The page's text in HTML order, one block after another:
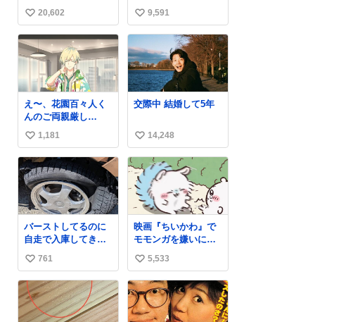
い。 ちなみにこのポ
スターは、介護職の
求人や転職支援をし
ている会社のポスタ
ーらしい。
い
い
ね
20,602
樹園から盗まれる 栃
木・佐野市
news.livedoor.com/
article/detail… 被害
に遭った果樹園には
防犯カメラなどはな
く、シャインマスカ
ットが盗まれた木に
は刃物などで切られ
に入って同様の被害
は確認されておら
ず、警察はパトロー
ルを強化する。
い
い
ね
数
9,591
え〜、花園百々人く
んのご両親厳し
い〜。 でも9歳児の
市原仁奈にここまで
「構ってほしい、構
ってくれるの？」と
寂しさを極限まで煮
詰めた台詞を何気な
い日常会話で発言さ
せてるご両親もだい
ぶ厳しいよ 双方弁
護士を雇わないか？
い
い
ね
数
1,181
交際中 結婚して5年
い
い
ね
数
14,248
バーストしてるのに
自走で入庫してきた
お客さん バーストし
たならその場で動か
ないで助け呼んで下
さい😰 保険にロード
サービス付いてて金
銭負担も無いんです
い
い
ね
数
761
映画『ちいかわ』で
モモンガを嫌いにな
った人へ それでも
愛される理由と可能
性 kai-
you.net/article/9618
6 『映画ちいかわ 人
魚の島のひみつ』を3
い
い
ね
数
5,533